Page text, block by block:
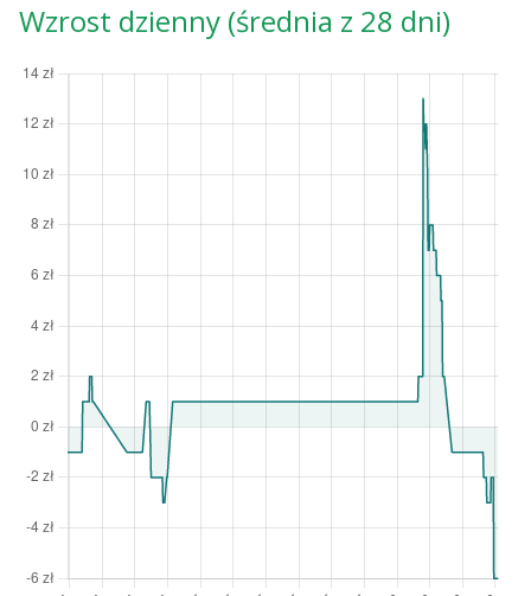
Wzrost dzienny (średnia z 28 dni)